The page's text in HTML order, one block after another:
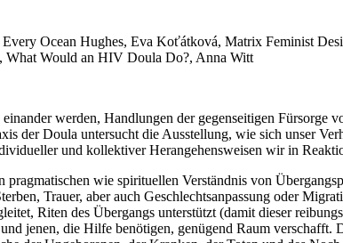
Ocean Hughes, Eva Koťátková, Matrix Feminist
What Would an HIV Doula Do?, Anna Witt
werden, Handlungen der gegenseitigen Fürsorge
der Doula untersucht die Ausstellung, wie sich unser
und kollektiver Herangehensweisen wir in
wie spirituellen Verständnis von
Trauer, aber auch Geschlechtsanpassung oder
Riten des Übergangs unterstützt (damit dieser
jenen, die Hilfe benötigen, genügend Raum verschafft.